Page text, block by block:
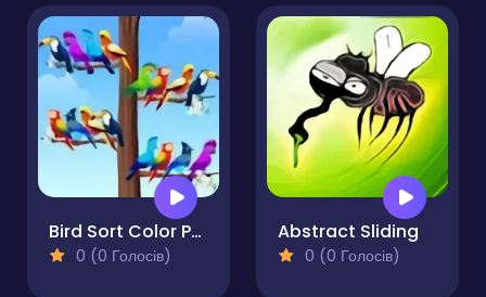
Bird Sort Color Puzzle Game
0 (0 Голосів)
Abstract Sliding
0 (0 Голосів)